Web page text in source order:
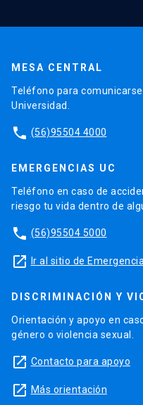
MESA CENTRAL
Teléfono para
Universidad.
phone (56)95504 4000
EMERGENCIAS UC
Teléfono en caso de
riesgo tu vida dentro de
phone (56)95504 5000
launch Ir al sitio de
DISCRIMINACIÓN Y
Orientación y apoyo en
género o violencia sexual.
launch Contacto para apoyo
launch Más orientación